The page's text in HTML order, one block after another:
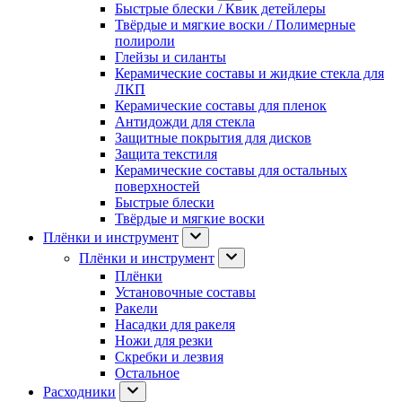
Быстрые блески / Квик детейлеры
Твёрдые и мягкие воски / Полимерные
полироли
Глейзы и силанты
Керамические составы и жидкие стекла для
ЛКП
Керамические составы для пленок
Антидожди для стекла
Защитные покрытия для дисков
Защита текстиля
Керамические составы для остальных
поверхностей
Быстрые блески
Твёрдые и мягкие воски
Плёнки и инструмент
Плёнки и инструмент
Плёнки
Установочные составы
Ракели
Насадки для ракеля
Ножи для резки
Скребки и лезвия
Остальное
Расходники